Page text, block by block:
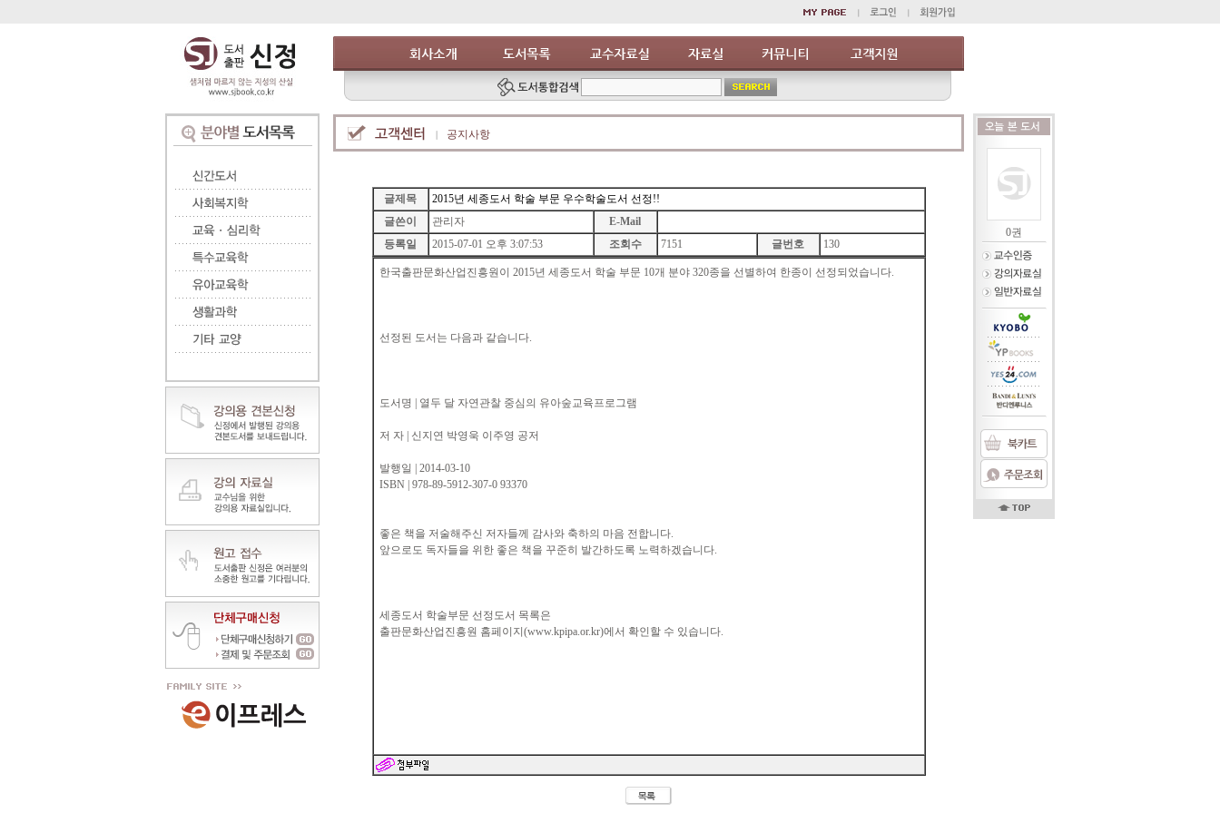
공지사항
글제목
2015년 세종도서 학술 부문 우수학술도서 선정!!
글쓴이
관리자
E-Mail
등록일
2015-07-01 오후 3:07:53 조회수 7151 글번호 130
한국출판문화산업진흥원이 2015년 세종도서 학술 부문 10개 분야 320종을 선별하여 한종이 선정되었습니다.
선정된 도서는 다음과 같습니다.
도서명 | 열두 달 자연관찰 중심의 유아숲교육프로그램
저 자 | 신지연 박영욱 이주영 공저
발행일 | 2014-03-10
ISBN | 978-89-5912-307-0 93370
좋은 책을 저술해주신 저자들께 감사와 축하의 마음 전합니다.
앞으로도 독자들을 위한 좋은 책을 꾸준히 발간하도록 노력하겠습니다.
세종도서 학술부문 선정도서 목록은
출판문화산업진흥원 홈페이지(www.kpipa.or.kr)에서 확인할 수 있습니다.
0권